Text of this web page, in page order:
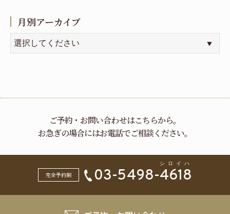
月別アーカイブ
ご予約・お問い合わせはこちらから。
お急ぎの場合にはお電話でご相談ください。
完全予約制 03-5498-4618